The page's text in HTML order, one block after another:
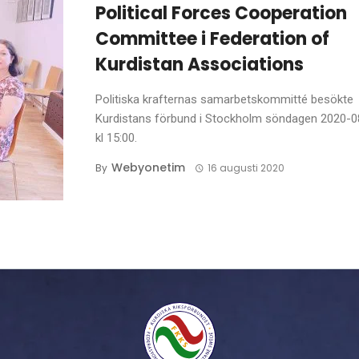
Political Forces Cooperation
Committee i Federation of
Kurdistan Associations
Politiska krafternas samarbetskommitté besökte
Kurdistans förbund i Stockholm söndagen 2020-
kl 15:00.
By Webyonetim 16 augusti 2020